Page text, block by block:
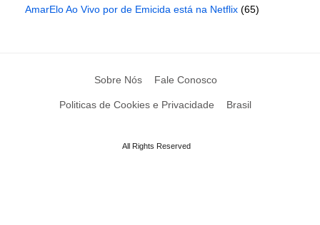
AmarElo Ao Vivo por de Emicida está na Netflix (65)
Sobre Nós Fale Conosco
Politicas de Cookies e Privacidade Brasil
All Rights Reserved